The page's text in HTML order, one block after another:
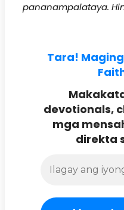
pananampalataya.
Tara!
devotionals,
mga
direkta